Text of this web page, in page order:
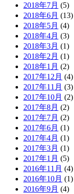
2018年7月 (5)
2018年6月 (13)
2018年5月 (4)
2018年4月 (3)
2018年3月 (1)
2018年2月 (1)
2018年1月 (2)
2017年12月 (4)
2017年11月 (3)
2017年10月 (2)
2017年8月 (2)
2017年7月 (2)
2017年6月 (1)
2017年4月 (1)
2017年3月 (1)
2017年1月 (5)
2016年11月 (4)
2016年10月 (1)
2016年9月 (4)